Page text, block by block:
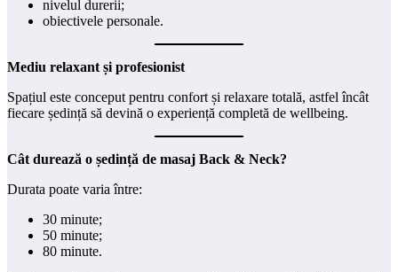
nivelul durerii;
obiectivele personale.
Mediu relaxant și profesionist
Spațiul este conceput pentru confort și relaxare totală, astfel încât
fiecare ședință să devină o experiență completă de wellbeing.
Cât durează o ședință de masaj Back & Neck?
Durata poate varia între:
30 minute;
50 minute;
80 minute.